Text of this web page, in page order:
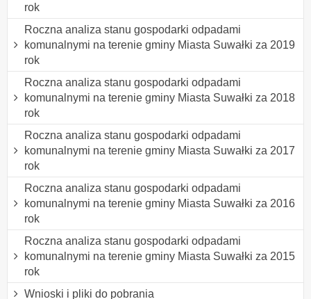
rok
Roczna analiza stanu gospodarki odpadami
komunalnymi na terenie gminy Miasta Suwałki za 2019
rok
Roczna analiza stanu gospodarki odpadami
komunalnymi na terenie gminy Miasta Suwałki za 2018
rok
Roczna analiza stanu gospodarki odpadami
komunalnymi na terenie gminy Miasta Suwałki za 2017
rok
Roczna analiza stanu gospodarki odpadami
komunalnymi na terenie gminy Miasta Suwałki za 2016
rok
Roczna analiza stanu gospodarki odpadami
komunalnymi na terenie gminy Miasta Suwałki za 2015
rok
Wnioski i pliki do pobrania